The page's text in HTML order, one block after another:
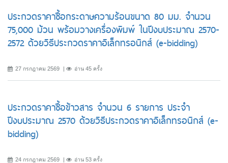
ประกวดราคาซื้อกระดาษความร้อนขนาด 80 มม. จำนวน
75,000 ม้วน พร้อมวางเครื่องพิมพ์ ในปีงบประมาณ 2570-
2572 ด้วยวิธีประกวดราคาอิเล็กทรอนิกส์ (e-bidding)
27 กรกฎาคม 2569 อ่าน 45 ครั้ง
ประกวดราคาซื้อข้าวสาร จำนวน 6 รายการ ประจำ
ปีงบประมาณ 2570 ด้วยวิธีประกวดราคาอิเล็กทรอนิกส์ (e-
bidding)
24 กรกฎาคม 2569 อ่าน 53 ครั้ง